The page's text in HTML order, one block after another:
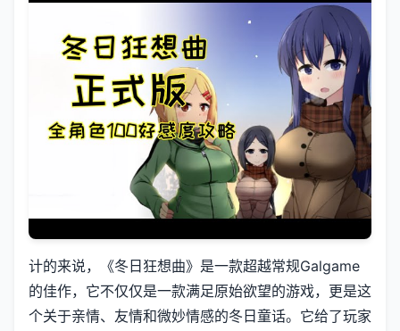
计的来说，《冬日狂想曲》是一款​​超越常规Galgame
的佳作​​，它不仅仅是一款满足原始欲望的游戏，更是这
个关于亲情、友情和微妙情感的冬日童话。它给了玩家